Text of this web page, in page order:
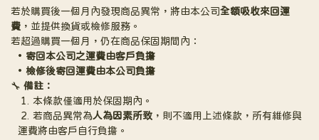
若於購買後一個月內發現商品異常，將由本公司全額吸收來回運
費 ，並提供換貨或檢修服務。
若超過購買一個月，仍在商品保固期間內：
寄回本公司之運費由客戶負擔
檢修後寄回運費由本公司負擔
🔧 備註：
本條款僅適用於保固期內。
若商品異常為人為因素所致 ，則不適用上述條款，所有維修與
運費將由客戶自行負擔。